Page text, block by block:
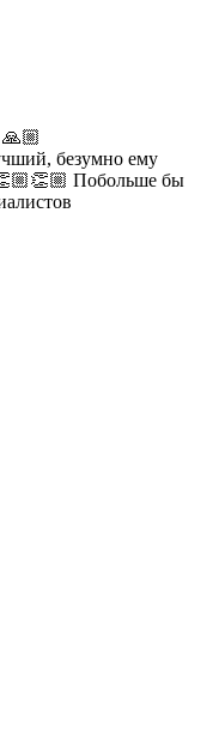
безумно ему
Побольше бы